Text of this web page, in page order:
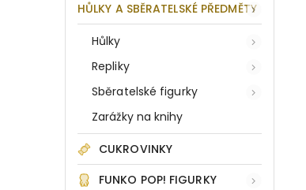
HŮLKY A SBĚRATELSKÉ PŘEDMĚTY
Hůlky
Repliky
Sběratelské figurky
Zarážky na knihy
CUKROVINKY
FUNKO POP! FIGURKY